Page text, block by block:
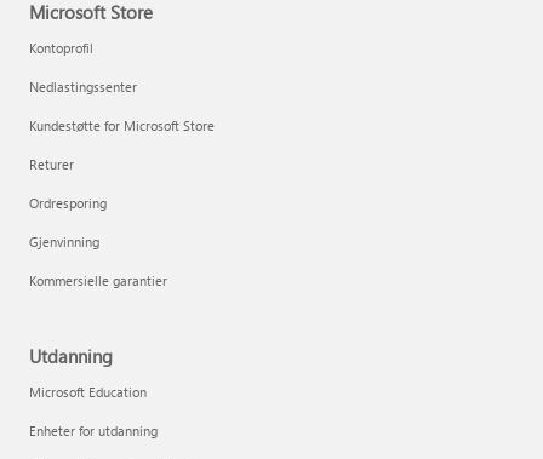
Microsoft Store
Kontoprofil
Nedlastingssenter
Kundestøtte for Microsoft Store
Returer
Ordresporing
Gjenvinning
Kommersielle garantier
Utdanning
Microsoft Education
Enheter for utdanning